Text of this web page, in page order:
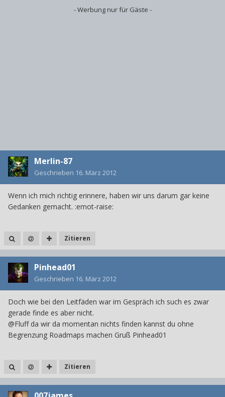
- Werbung nur für Gäste -
Merlin-87
Geschrieben 16. März 2012
Wenn ich mich richtig erinnere, haben wir uns darum gar keine
Gedanken gemacht. :emot-raise:
Zitieren
Pinhead01
Geschrieben 16. März 2012
Doch wie bei den Leitfäden war im Gespräch ich such es zwar
gerade finde es aber nicht.
@Fluff da wir da momentan nichts finden kannst du ohne
Begrenzung Roadmaps machen Gruß Pinhead01
Zitieren